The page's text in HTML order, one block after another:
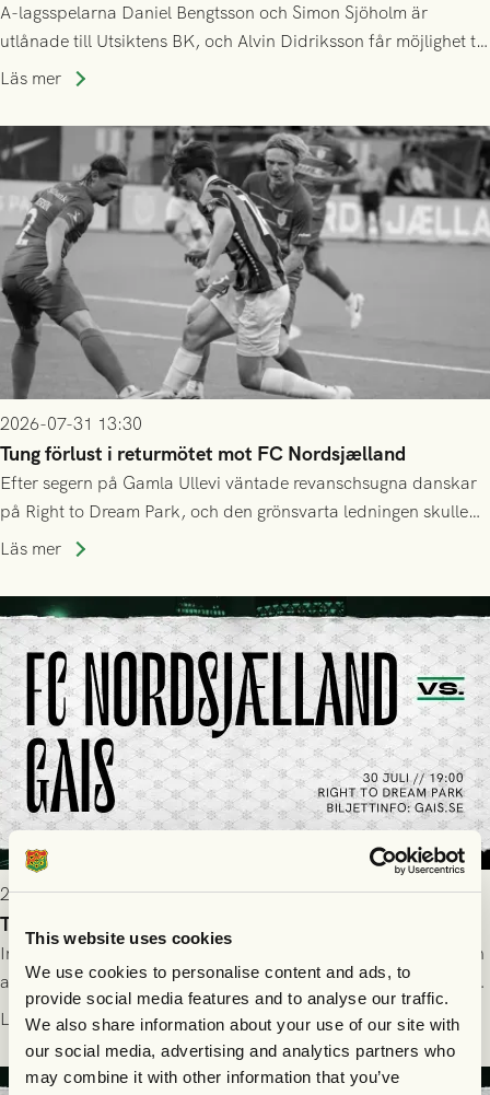
This website uses cookies
We use cookies to personalise content and ads, to
provide social media features and to analyse our traffic.
We also share information about your use of our site with
our social media, advertising and analytics partners who
may combine it with other information that you’ve
A-lagsspelarna Daniel Bengtsson och Simon Sjöholm är
utlånade till Utsiktens BK, och Alvin Didriksson får möjlighet till
speltid i Hestrafors genom föreningssamarbete.
Läs mer
2026-07-31 13:30
Tung förlust i returmötet mot FC Nordsjælland
Efter segern på Gamla Ullevi väntade revanschsugna danskar
på Right to Dream Park, och den grönsvarta ledningen skulle
upphöra efter mindre än kvarten spelad. På lika mark visade
tennissiffror och det grönsvarta europaäventyret tog slut.
Läs mer
2026-07-29 19:00
Truppen till FC Nordsjælland - GAIS 30/7
Imorgon torsdag spelar GAIS borta mot FC Nordsjælland i den
andra kvalmatchen till Conference League på Right to Dream
Park! Fredrik Holmberg och ledarstaben har tagit ut följande
Läs mer